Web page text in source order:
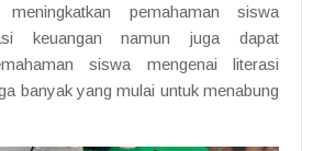
pemahaman siswa
keuangan namun juga dapat
siswa mengenai literasi
banyak yang mulai untuk menabung